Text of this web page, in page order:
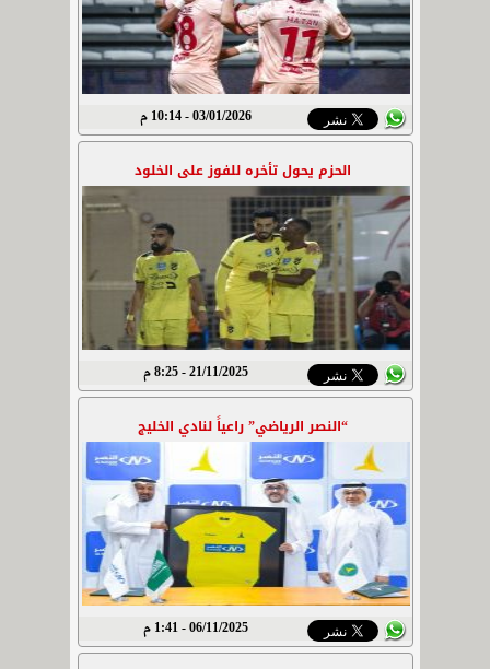
03/01/2026 - 10:14 م
الحزم يحول تأخره للفوز على الخلود
21/11/2025 - 8:25 م
“النصر الرياضي” راعياً لنادي الخليج
06/11/2025 - 1:41 م